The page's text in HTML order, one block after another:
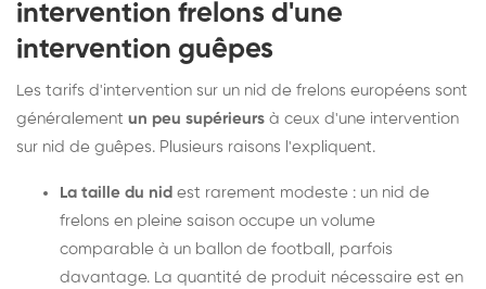
intervention frelons d'une
intervention guêpes
Les tarifs d'intervention sur un nid de frelons européens sont
généralement un peu supérieurs à ceux d'une intervention
sur nid de guêpes. Plusieurs raisons l'expliquent.
La taille du nid est rarement modeste : un nid de
frelons en pleine saison occupe un volume
comparable à un ballon de football, parfois
davantage. La quantité de produit nécessaire est en